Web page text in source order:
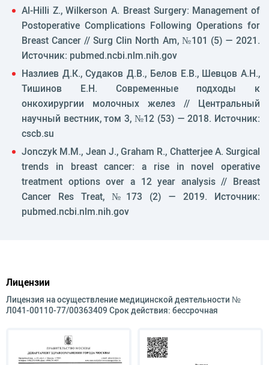
Al-Hilli Z., Wilkerson A. Breast Surgery: Management of
Postoperative Complications Following Operations for
Breast Cancer // Surg Clin North Am, №101 (5) — 2021.
Источник: pubmed.ncbi.nlm.nih.gov
Назлиев Д.К., Судаков Д.В., Белов Е.В., Шевцов А.Н.,
Тишинов Е.Н. Современные подходы к
онкохирургии молочных желез // Центральный
научный вестник, том 3, №12 (53) — 2018. Источник:
cscb.su
Jonczyk M.M., Jean J., Graham R., Chatterjee A. Surgical
trends in breast cancer: a rise in novel operative
treatment options over a 12 year analysis // Breast
Cancer Res Treat, №173 (2) — 2019. Источник:
pubmed.ncbi.nlm.nih.gov
Лицензии
Лицензия на осуществление медицинской деятельности №
Л041-00110-77/00363409 Срок действия: бессрочная